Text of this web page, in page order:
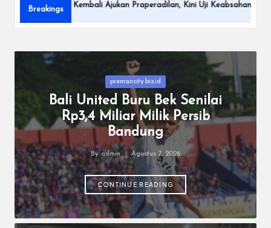
Breakings
Ajukan Praperadilan, Kini Uji Keabsahan Penyitaan
Posted
premancity.biz.id
Bali United Buru Bek Senilai
Rp3,4 Miliar Milik Persib
Bandung
Posted
by
Byadmin Agustus 7, 2026
CONTINUE READING